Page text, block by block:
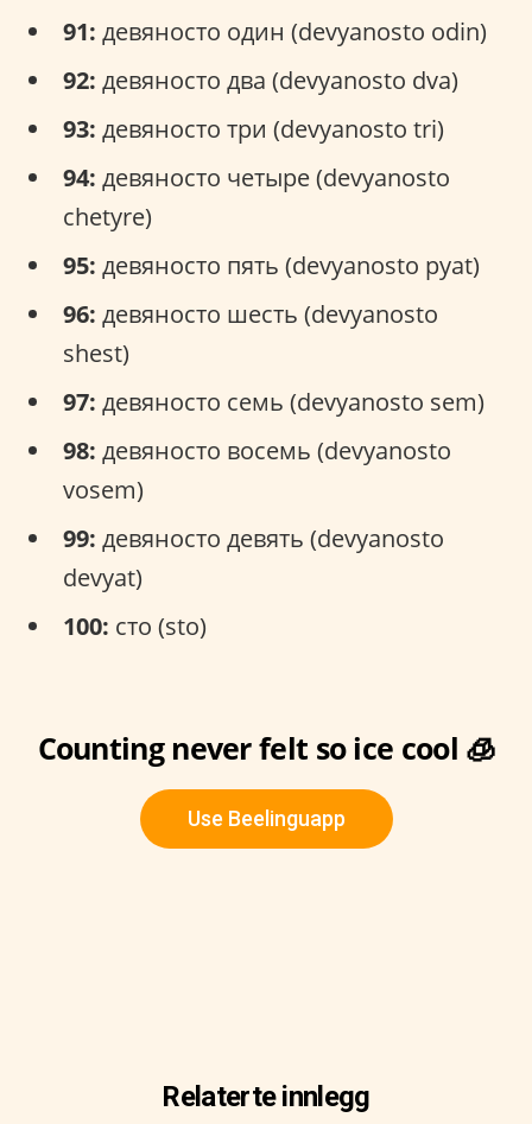
91: девяносто один (devyanosto odin)
92: девяносто два (devyanosto dva)
93: девяносто три (devyanosto tri)
94: девяносто четыре (devyanosto
chetyre)
95: девяносто пять (devyanosto pyat)
96: девяносто шесть (devyanosto
shest)
97: девяносто семь (devyanosto sem)
98: девяносто восемь (devyanosto
vosem)
99: девяносто девять (devyanosto
devyat)
100: сто (sto)
Counting never felt so ice cool 🧊
Use Beelinguapp
Relaterte innlegg